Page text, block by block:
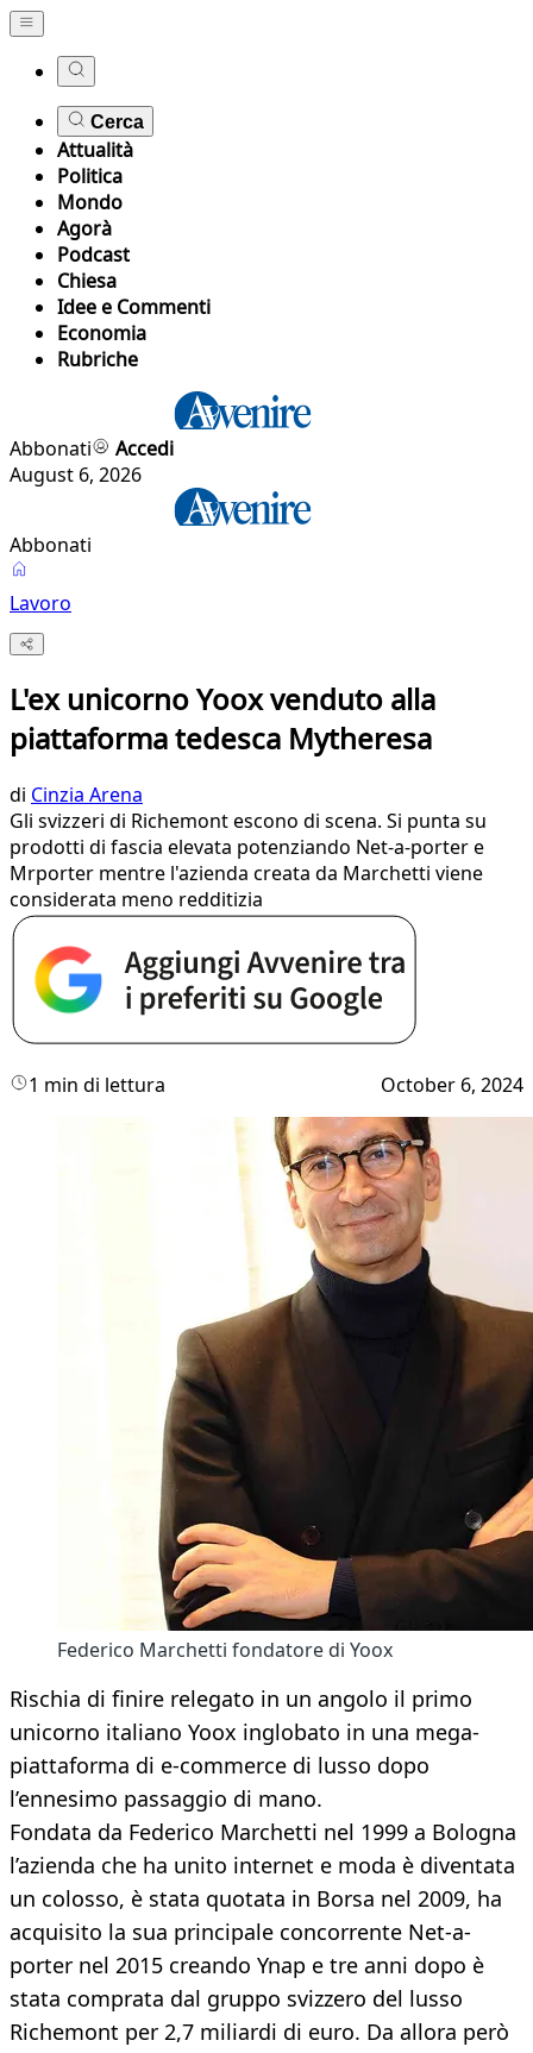
Cerca
Attualità
Politica
Mondo
Agorà
Podcast
Chiesa
Idee e Commenti
Economia
Rubriche
Abbonati
Accedi
August 6, 2026
Abbonati
Lavoro
L'ex unicorno Yoox venduto alla
piattaforma tedesca Mytheresa
di Cinzia Arena
Gli svizzeri di Richemont escono di scena. Si punta su
prodotti di fascia elevata potenziando Net-a-porter e
Mrporter mentre l'azienda creata da Marchetti viene
considerata meno redditizia
1 min di lettura October 6, 2024
Federico Marchetti fondatore di Yoox
Rischia di finire relegato in un angolo il primo
unicorno italiano Yoox inglobato in una mega-
piattaforma di e-commerce di lusso dopo
l’ennesimo passaggio di mano.
Fondata da Federico Marchetti nel 1999 a Bologna
l’azienda che ha unito internet e moda è diventata
un colosso, è stata quotata in Borsa nel 2009, ha
acquisito la sua principale concorrente Net-a-
porter nel 2015 creando Ynap e tre anni dopo è
stata comprata dal gruppo svizzero del lusso
Richemont per 2,7 miliardi di euro. Da allora però